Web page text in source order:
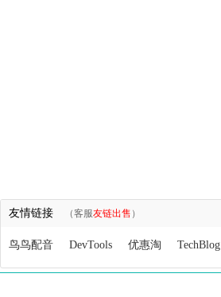
友情链接 （客服友链出售 ）
鸟鸟配音 DevTools 优惠淘 TechBlog